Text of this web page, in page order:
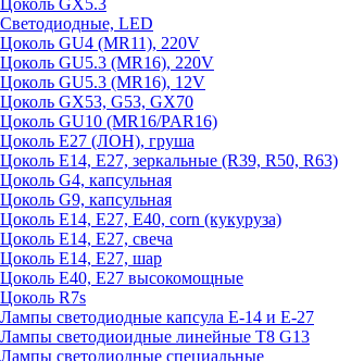
Цоколь GX5.3
Светодиодные, LED
Цоколь GU4 (MR11), 220V
Цоколь GU5.3 (MR16), 220V
Цоколь GU5.3 (MR16), 12V
Цоколь GX53, G53, GX70
Цоколь GU10 (MR16/PAR16)
Цоколь Е27 (ЛОН), груша
Цоколь Е14, Е27, зеркальные (R39, R50, R63)
Цоколь G4, капсульная
Цоколь G9, капсульная
Цоколь Е14, Е27, Е40, corn (кукуруза)
Цоколь Е14, Е27, свеча
Цоколь Е14, Е27, шар
Цоколь Е40, Е27 высокомощные
Цоколь R7s
Лампы светодиодные капсула Е-14 и Е-27
Лампы светодиоидные линейные T8 G13
Лампы светодиодные специальные